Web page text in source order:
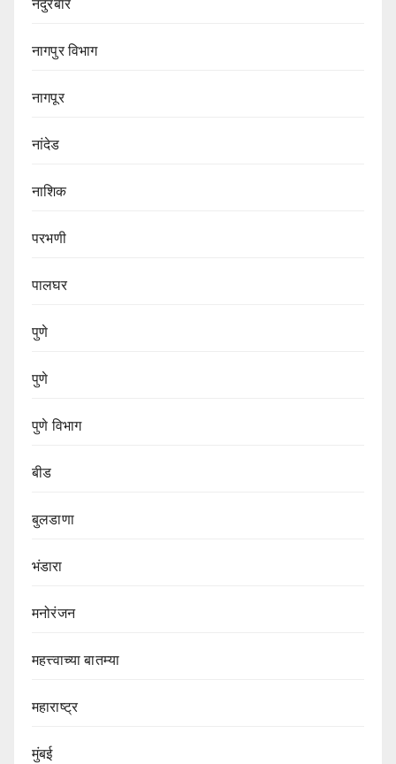
नंदुरबार
नागपुर‌ विभाग‌
नागपूर
नांदेड
नाशिक
परभणी
पालघर
पुणे
पुणे
पुणे विभाग‌
बीड
बुलडाणा
भंडारा
मनोरंजन
महत्त्वाच्या बातम्या
महाराष्ट्र
मुंबई